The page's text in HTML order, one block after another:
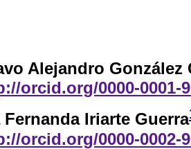
Alejandro González
orcid.org/0000-0001-
Fernanda Iriarte Guerra
orcid.org/0000-0002-